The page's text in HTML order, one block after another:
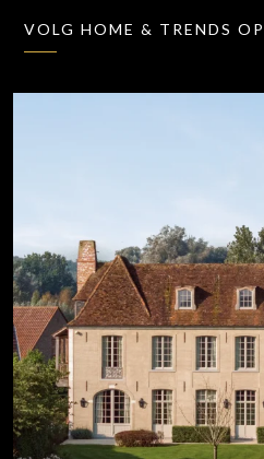
VOLG HOME & TRENDS